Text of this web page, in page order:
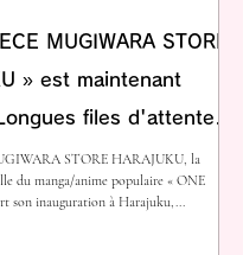
MUGIWARA STORE
» est maintenant
files d'attente
en édition limitée
STORE HARAJUKU, la
du manga/anime populaire « ONE
son inauguration à Harajuku,...